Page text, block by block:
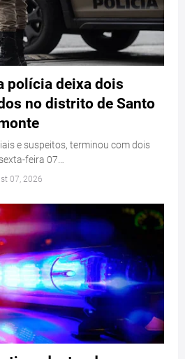
polícia deixa dois
no distrito de Santo
e suspeitos, terminou com dois
feira 07…
07, 2026